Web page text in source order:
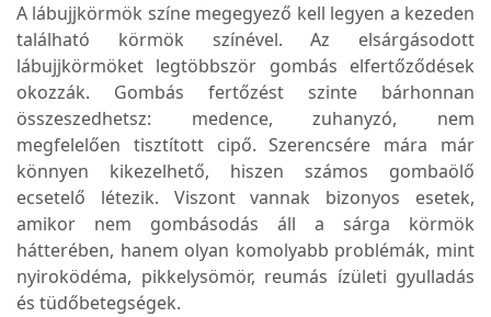
A lábujjkörmök színe megegyező kell legyen a kezeden
található körmök színével. Az elsárgásodott
lábujjkörmöket legtöbbször gombás elfertőződések
okozzák. Gombás fertőzést szinte bárhonnan
összeszedhetsz: medence, zuhanyzó, nem
megfelelően tisztított cipő. Szerencsére mára már
könnyen kikezelhető, hiszen számos gombaölő
ecsetelő létezik. Viszont vannak bizonyos esetek,
amikor nem gombásodás áll a sárga körmök
hátterében, hanem olyan komolyabb problémák, mint
nyiroködéma, pikkelysömör, reumás ízületi gyulladás
és tüdőbetegségek.